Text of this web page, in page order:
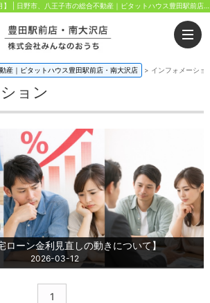
産｜ピタットハウス豊田駅前店・南大沢店 > インフォメーショ
ョン
ローン金利見直しの動きについて】
2026-03-12
1